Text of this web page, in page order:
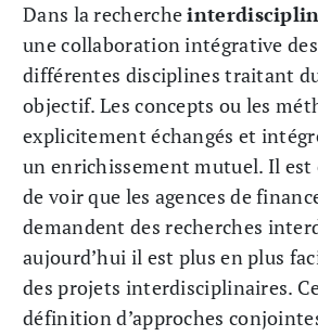
Dans la recherche
une collaboration intégrative
différentes disciplines traitant
objectif. Les concepts ou les
explicitement échangés et
un enrichissement mutuel. Il est
de voir que les agences de
demandent des recherches
aujourd’hui il est plus en plus
des projets interdisciplinaires.
définition d’approches